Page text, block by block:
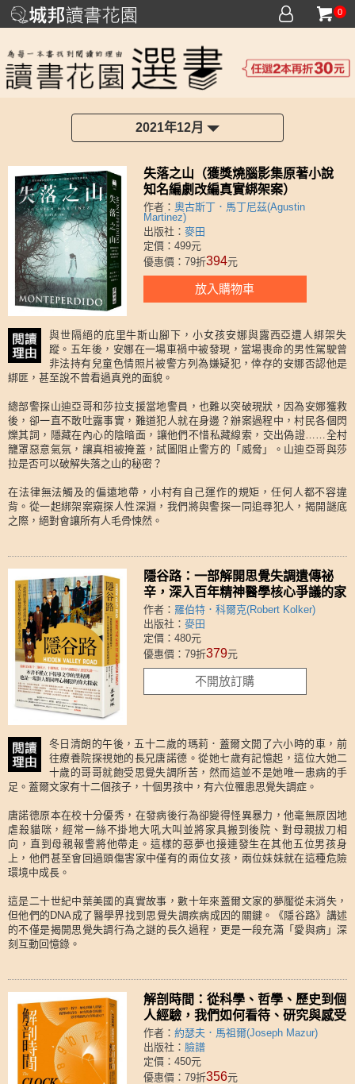
0
2021年12月
失落之山（獲獎燒腦影集原著小說
知名編劇改編真實綁架案）
作者：奧古斯丁．馬丁尼茲(Agustin
Martinez)
出版社：麥田
定價：499元
優惠價：79折394元
放入購物車
與世隔絕的庇里牛斯山腳下，小女孩安娜與露西亞遭人綁架失
蹤。五年後，安娜在一場車禍中被發現，當場喪命的男性駕駛曾
非法持有兒童色情照片被警方列為嫌疑犯，倖存的安娜否認他是
綁匪，甚至說不曾看過真兇的面貌。
總部警探山迪亞哥和莎拉支援當地警員，也難以突破現狀，因為安娜獲救
後，卻一直不敢吐露事實，難道犯人就在身邊？辦案過程中，村民各個閃
爍其詞，隱藏在內心的陰暗面，讓他們不惜私藏線索，交出偽證……全村
籠罩惡意氣氛，讓真相被掩蓋，試圖阻止警方的「威脅」。山迪亞哥與莎
拉是否可以破解失落之山的秘密？
在法律無法觸及的偏遠地帶，小村有自己運作的規矩，任何人都不容違
背。從一起綁架案窺探人性深淵，我們將與警探一同追尋犯人，揭開謎底
之際，絕對會讓所有人毛骨悚然。
隱谷路：一部解開思覺失調遺傳祕
辛，深入百年精神醫學核心爭議的家
庭調查史
作者： 羅伯特．科爾克(Robert Kolker)
出版社：麥田
定價：480元
優惠價：79折379元
不開放訂購
冬日清朗的午後，五十二歲的瑪莉．蓋爾文開了六小時的車，前
往療養院探視她的長兄唐諾德。從她七歲有記憶起，這位大她二
十歲的哥哥就飽受思覺失調所苦，然而這並不是她唯一患病的手
足。蓋爾文家有十二個孩子，十個男孩中，有六位罹患思覺失調症。
唐諾德原本在校十分優秀，在發病後行為卻變得怪異暴力，他毫無原因地
虐殺貓咪，經常一絲不掛地大吼大叫並將家具搬到後院、對母親拔刀相
向，直到母親報警將他帶走。這樣的惡夢也接連發生在其他五位男孩身
上，他們甚至會回過頭傷害家中僅有的兩位女孩，兩位妹妹就在這種危險
環境中成長。
這是二十世紀中葉美國的真實故事，數十年來蓋爾文家的夢魘從未消失，
但他們的DNA成了醫學界找到思覺失調疾病成因的關鍵。《隱谷路》講述
的不僅是揭開思覺失調行為之謎的長久過程，更是一段充滿「愛與病」深
刻互動回憶錄。
解剖時間：從科學、哲學、歷史到個
人經驗，我們如何看待、研究與感受
時間，思考時間的真實與虛幻？
作者：約瑟夫．馬祖爾(Joseph Mazur)
出版社： 臉譜
定價：450元
優惠價：79折356元